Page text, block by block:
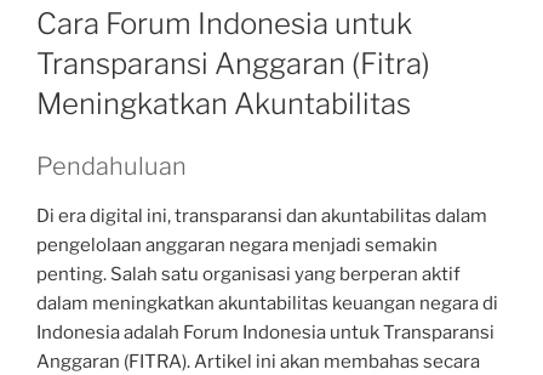
ON
Cara Forum Indonesia untuk
Transparansi Anggaran (Fitra)
Meningkatkan Akuntabilitas
Pendahuluan
Di era digital ini, transparansi dan akuntabilitas dalam
pengelolaan anggaran negara menjadi semakin
penting. Salah satu organisasi yang berperan aktif
dalam meningkatkan akuntabilitas keuangan negara di
Indonesia adalah Forum Indonesia untuk Transparansi
Anggaran (FITRA). Artikel ini akan membahas secara